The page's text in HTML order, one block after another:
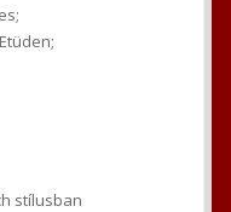
stílusban